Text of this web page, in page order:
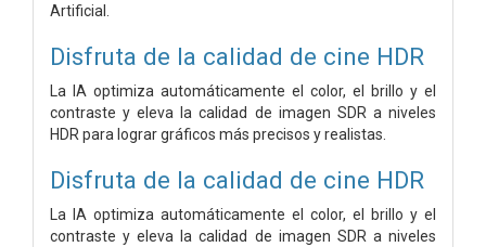
Artificial.
Disfruta de la calidad de cine HDR
La IA optimiza automáticamente el color, el brillo y el
contraste y eleva la calidad de imagen SDR a niveles
HDR para lograr gráficos más precisos y realistas.
Disfruta de la calidad de cine HDR
La IA optimiza automáticamente el color, el brillo y el
contraste y eleva la calidad de imagen SDR a niveles